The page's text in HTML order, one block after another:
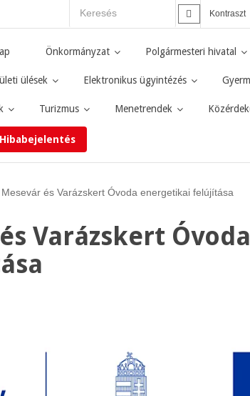
Kontraszt
Önkormányzat Polgármesteri hivatal
ülések Elektronikus ügyintézés
Turizmus Menetrendek
Hibabejelentés
és Varázskert Óvoda energetikai felújítása
Varázskert Óvoda